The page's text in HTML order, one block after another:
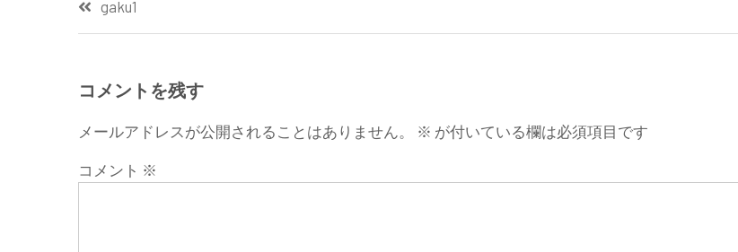
稿
ビ
ゲ
ー
gaku1
コメントを残す
メールアドレスが公開されることはありません。 ※ が付いている欄は必須項目です
コメント ※